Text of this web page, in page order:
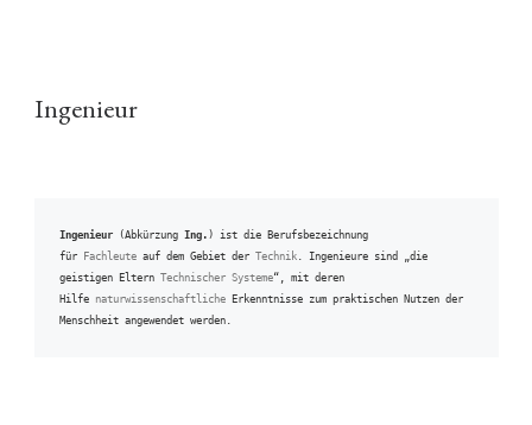
Ingenieur
Ingenieur (Abkürzung Ing. ) ist die Berufsbezeichnung
für
Fachleute auf dem Gebiet der Technik . Ingenieure sind „die
geistigen Eltern Technischer Systeme“, mit deren
Hilfe naturwissenschaftliche Erkenntnisse zum praktischen Nutzen der
Menschheit angewendet werden.